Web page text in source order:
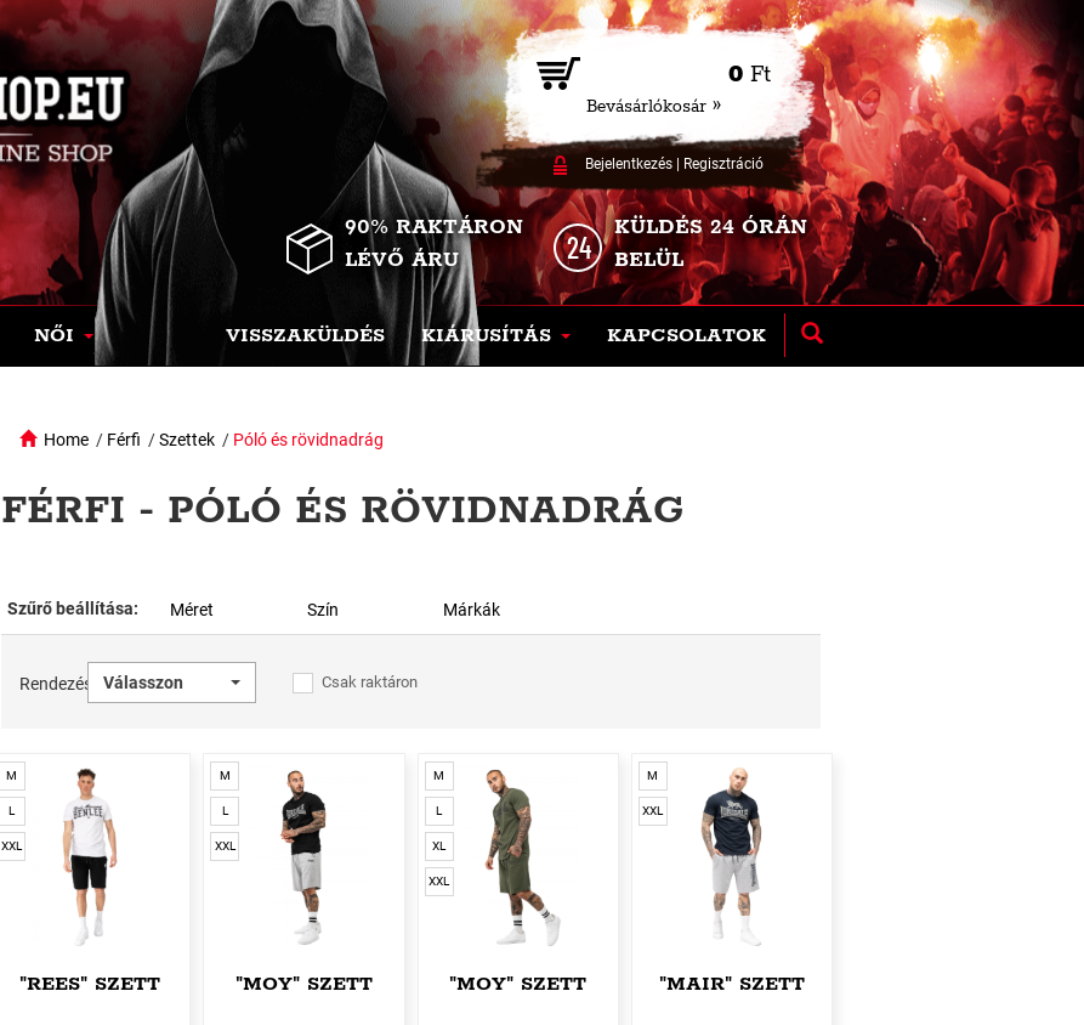
0 Ft
Bevásárlókosár »
Bejelentkezés| Regisztráció
90% RAKTÁRON
LÉVŐ ÁRU
KÜLDÉS 24 ÓRÁN
BELÜL
NŐI VISSZAKÜLDÉS KIÁRUSÍTÁS KAPCSOLATOK
Home / Férfi /Szettek / Póló és rövidnadrág
FÉRFI - PÓLÓ ÉS RÖVIDNADRÁG
Szűrő beállítása: Méret Szín Márkák
Rendezés Válasszon Csak raktáron
M
L
XXL
"REES" SZETT
M
L
XXL
"MOY" SZETT
M
L
XL
XXL
"MOY" SZETT
M
XXL
"MAIR" SZETT